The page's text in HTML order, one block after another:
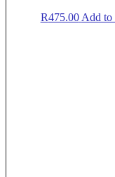
R475.00 Add to